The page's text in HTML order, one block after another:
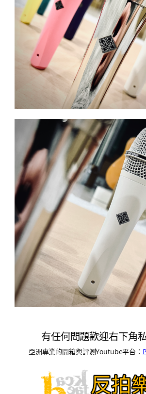
有任何問題歡迎右下角
亞洲專業的開箱與評測Youtube平台：